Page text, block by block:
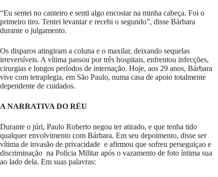
“Eu sentei no canteiro e senti algo encostar na minha cabeça. Foi o
primeiro tiro. Tentei levantar e recebi o segundo”, disse Bárbara
durante o julgamento.
Os disparos atingiram a coluna e o maxilar, deixando sequelas
irreversíveis. A vítima passou por três hospitais, enfrentou infecções,
cirurgias e longos períodos de internação. Hoje, aos 29 anos, Bárbara
vive com tetraplegia, em São Paulo, numa casa de apoio totalmente
dependente de cuidados.
A NARRATIVA DO RÉU
Durante o júri, Paulo Roberto negou ter atirado, e que tenha tido
qualquer envolvimento com Bárbara. Em seu depoimento, disse ser
vítima de invasão de privacidade e afirmou que sofreu perseguiçao e
discriminação na Polícia Militar após o vazamento de foto íntima sua
ao lado dela. Em suas palavras: